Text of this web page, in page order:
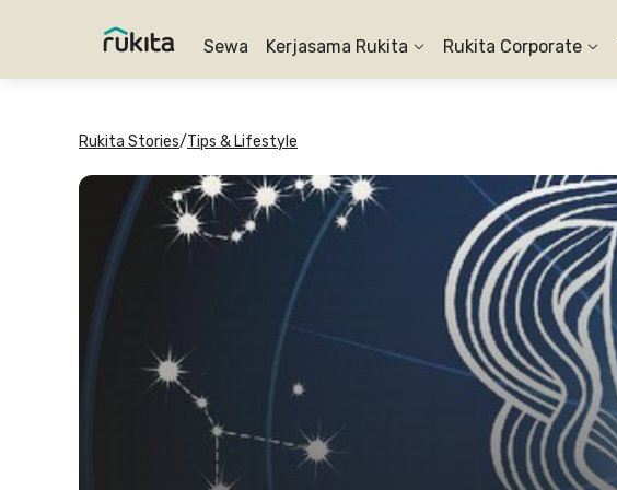
Sewa Kerjasama Rukita Rukita Corporate
Rukita Stories/Tips & Lifestyle